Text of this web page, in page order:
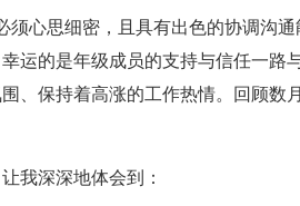
须心思细密，且具有出色的协调沟
运的是年级成员的支持与信任一路
、保持着高涨的工作热情。回顾数
我深深地体会到：